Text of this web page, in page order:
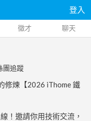
登入
徵才 聊天
團追蹤
修煉【2026 iThome 鐵
！邀請你用技術交流，